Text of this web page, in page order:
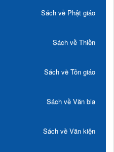
Sách về Phật giáo
Sách về Thiền
Sách về Tôn giáo
Sách về Văn bia
Sách về Văn kiện